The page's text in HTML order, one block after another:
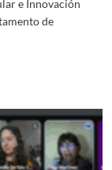
e Innovación
de